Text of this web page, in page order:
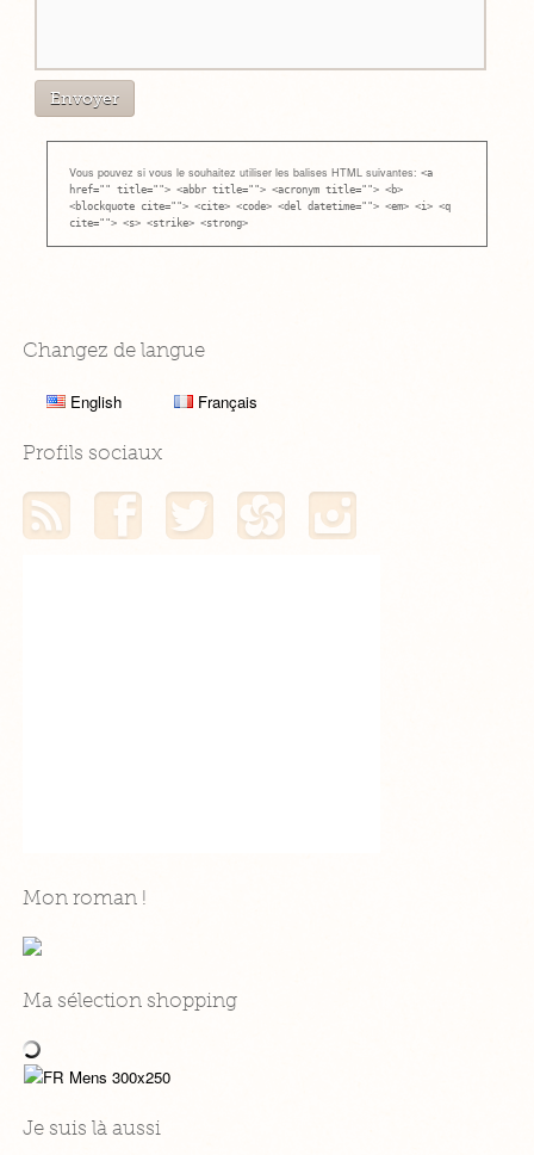
Vous pouvez si vous le souhaitez utiliser les balises HTML suivantes: <a
href="" title=""> <abbr title=""> <acronym title=""> <b>
<blockquote cite=""> <cite> <code> <del datetime=""> <em> <i> <q
cite=""> <s> <strike> <strong>
Changez de langue
English Français
Profils sociaux
Mon flux RSSMon profil Facebook
Mon profil TwitterMon profil Hellocoton
Mon roman !
Ma sélection shopping
Je suis là aussi